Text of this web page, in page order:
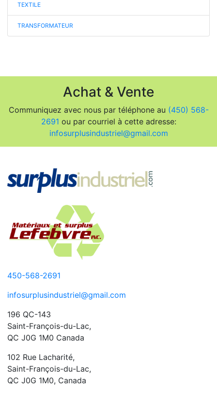
TEXTILE
TRANSFORMATEUR
Achat & Vente
Communiquez avec nous par téléphone au (450) 568-
2691 ou par courriel à cette adresse:
infosurplusindustriel@gmail.com
450-568-2691
infosurplusindustriel@gmail.com
196 QC-143
Saint-François-du-Lac,
QC J0G 1M0 Canada
102 Rue Lacharité,
Saint-François-du-Lac,
QC J0G 1M0, Canada